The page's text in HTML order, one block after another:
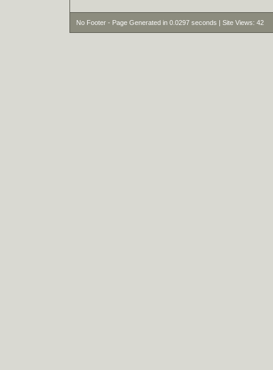
No Footer - Page Generated in 0.0297 seconds | Site Views: 42